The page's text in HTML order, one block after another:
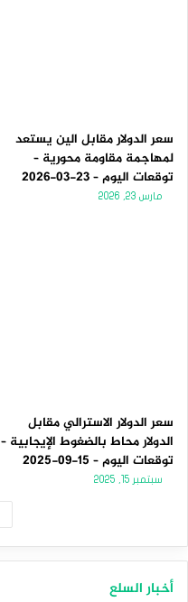
سعر الدولار مقابل الين يستعد
لمهاجمة مقاومة محورية –
توقعات اليوم – 23-03-2026
مارس 23, 2026
سعر الدولار الاسترالي مقابل
الدولار محاط بالضغوط الإيجابية –
توقعات اليوم – 15-09-2025
سبتمبر 15, 2025
أخبار السلع